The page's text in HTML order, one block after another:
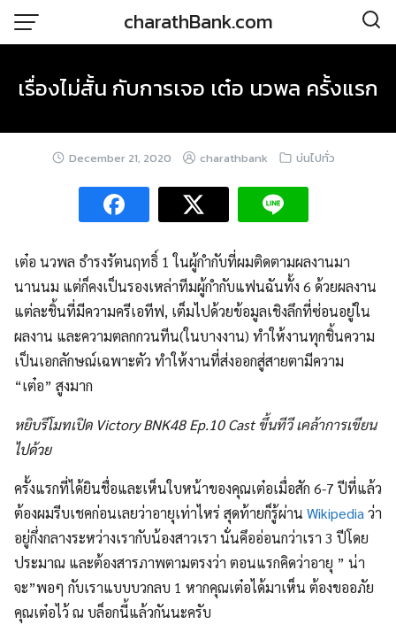
Skip
charathBank.com
เรื่องไม่สั้น กับการเจอ เต๋อ นวพล ครั้งแรก
December 21, 2020 charathbank บ่นไปทั่ว
เต๋อ นวพล ธำรงรัตนฤทธิ์ 1 ในผู้กำกับที่ผมติดตามผลงานมา
นานนม แต่ก็คงเป็นรองเหล่าทีมผู้กำกับแฟนฉันทั้ง 6 ด้วยผลงาน
แต่ละชิ้นที่มีความครีเอทีฟ, เต็มไปด้วยข้อมูลเชิงลึกที่ซ่อนอยู่ใน
ผลงาน และความตลกกวนทีน(ในบางงาน) ทำให้งานทุกชิ้นความ
เป็นเอกลักษณ์เฉพาะตัว ทำให้งานที่ส่งออกสู่สายตามีความ
“เต๋อ” สูงมาก
หยิบรีโมทเปิด Victory BNK48 Ep.10 Cast ขึ้นทีวี เคล้าการเขียน
ไปด้วย
ครั้งแรกที่ได้ยินชื่อและเห็นใบหน้าของคุณเต๋อเมื่อสัก 6-7 ปีที่แล้ว
ต้องผมรีบเชคก่อนเลยว่าอายุเท่าไหร่ สุดท้ายก็รู้ผ่าน Wikipedia ว่า
อยู่กึ่งกลางระหว่างเรากับน้องสาวเรา นั่นคึออ่อนกว่าเรา 3 ปีโดย
ประมาณ และต้องสารภาพตามตรงว่า ตอนแรกคิดว่าอายุ ” น่า
จะ”พอๆ กับเราแบบบวกลบ 1 หากคุณเต๋อได้มาเห็น ต้องขออภัย
คุณเต๋อไว้ ณ บล็อกนี้แล้วกันนะครับ